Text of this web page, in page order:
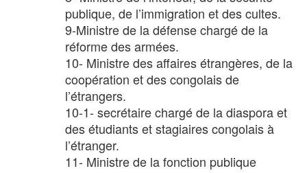
publique, de l’immigration et des cultes.
9-Ministre de la défense chargé de la
réforme des armées.
10- Ministre des affaires étrangères, de la
coopération et des congolais de
l’étrangers.
10-1- secrétaire chargé de la diaspora et
des étudiants et stagiaires congolais à
l’étranger.
11- Ministre de la fonction publique